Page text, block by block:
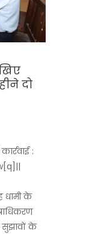
दो
:
धामी के
के